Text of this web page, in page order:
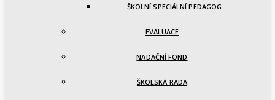
ŠKOLNÍ SPECIÁLNÍ PEDAGOG
EVALUACE
NADAČNÍ FOND
ŠKOLSKÁ RADA